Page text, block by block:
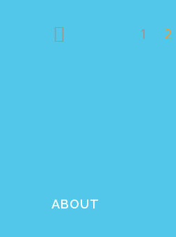
1 2
ABOUT